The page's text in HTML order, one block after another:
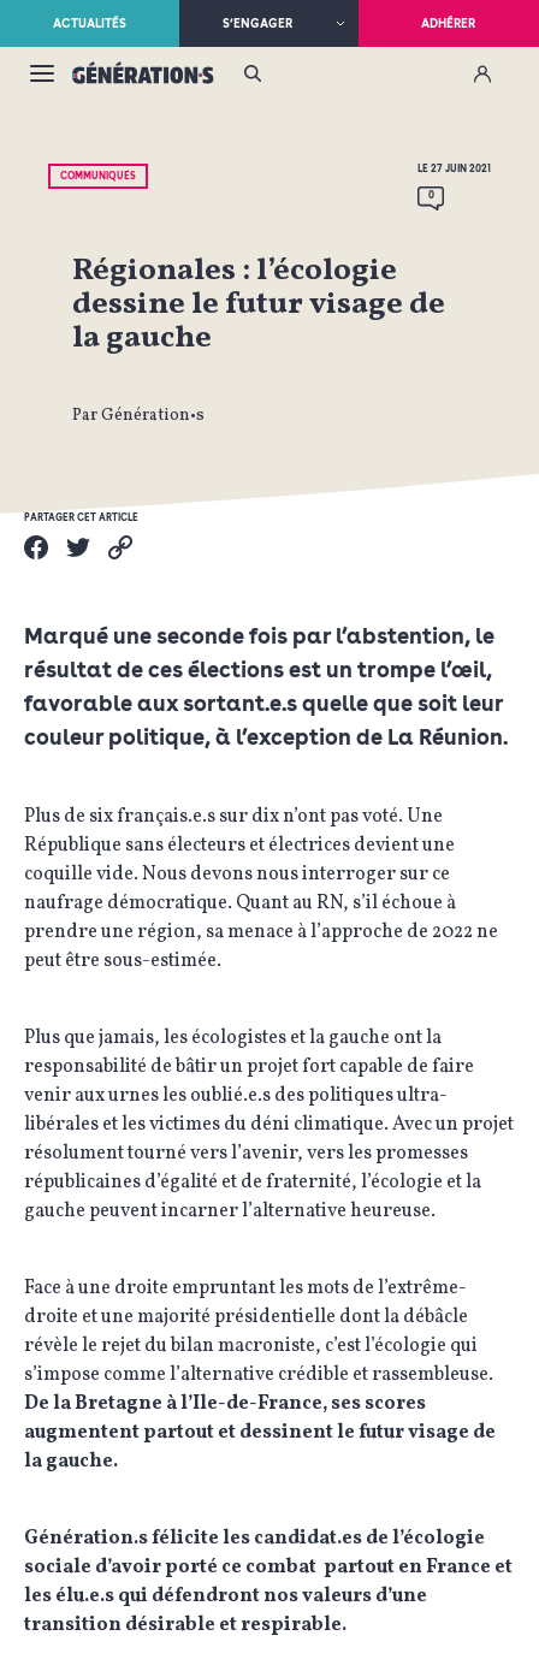
ACTUALITÉS S’ENGAGER ADHÉRER
COMMUNIQUÉS
LE 27 JUIN 2021
0
Régionales : l’écologie
dessine le futur visage de
la gauche
Par Génération•s
PARTAGER CET ARTICLE
Marqué une seconde fois par l’abstention, le
résultat de ces élections est un trompe l’œil,
favorable aux sortant.e.s quelle que soit leur
couleur politique, à l’exception de La Réunion.
Plus de six français.e.s sur dix n’ont pas voté. Une
République sans électeurs et électrices devient une
coquille vide. Nous devons nous interroger sur ce
naufrage démocratique. Quant au RN, s’il échoue à
prendre une région, sa menace à l’approche de 2022 ne
peut être sous-estimée.
Plus que jamais, les écologistes et la gauche ont la
responsabilité de bâtir un projet fort capable de faire
venir aux urnes les oublié.e.s des politiques ultra-
libérales et les victimes du déni climatique. Avec un projet
résolument tourné vers l’avenir, vers les promesses
républicaines d’égalité et de fraternité, l’écologie et la
gauche peuvent incarner l’alternative heureuse.
Face à une droite empruntant les mots de l’extrême-
droite et une majorité présidentielle dont la débâcle
révèle le rejet du bilan macroniste, c’est l’écologie qui
s’impose comme l’alternative crédible et rassembleuse.
De la Bretagne à l’Ile-de-France, ses scores
augmentent partout et dessinent le futur visage de
la gauche.
Génération.s félicite les candidat.es de l’écologie
sociale d’avoir porté ce combat partout en France et
les élu.e.s qui défendront nos valeurs d’une
transition désirable et respirable.